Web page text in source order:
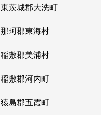
東茨城郡大洗町
那珂郡東海村
稲敷郡美浦村
稲敷郡河内町
猿島郡五霞町